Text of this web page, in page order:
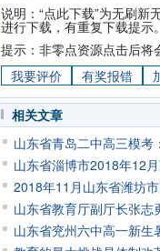
说明：“点此下载”为无刷新
进行下载，有重复下载提示
提示：非零点资源点击后将
我要评价
有奖报错
相关文章
山东省青岛二中高三模考
山东省淄博市2018年12
2018年11月山东省潍坊
山东省教育厅副厅长张
山东省兖州六中高一新生